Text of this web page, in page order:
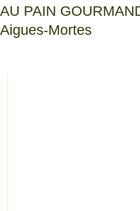
AU PAIN
Aigues-Mortes